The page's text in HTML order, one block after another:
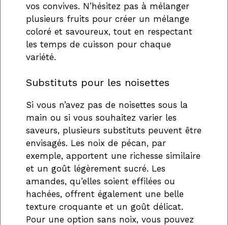
vos convives. N’hésitez pas à mélanger
plusieurs fruits pour créer un mélange
coloré et savoureux, tout en respectant
les temps de cuisson pour chaque
variété.
Substituts pour les noisettes
Si vous n’avez pas de noisettes sous la
main ou si vous souhaitez varier les
saveurs, plusieurs substituts peuvent être
envisagés. Les noix de pécan, par
exemple, apportent une richesse similaire
et un goût légèrement sucré. Les
amandes, qu’elles soient effilées ou
hachées, offrent également une belle
texture croquante et un goût délicat.
Pour une option sans noix, vous pouvez